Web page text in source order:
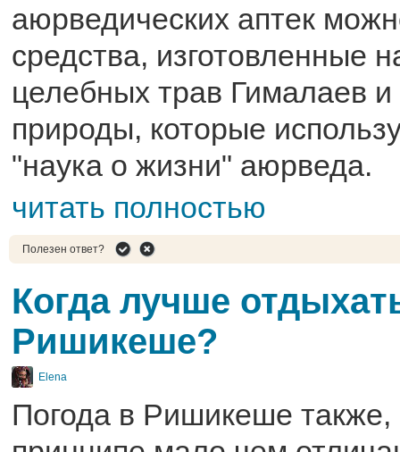
аюрведических аптек
средства, изготовленные
целебных трав Гималаев и
природы, которые
"наука о жизни" аюрведа.
читать полностью
Полезен ответ?
Когда лучше
Ришикеше?
Elena
Погода в Ришикеше также,